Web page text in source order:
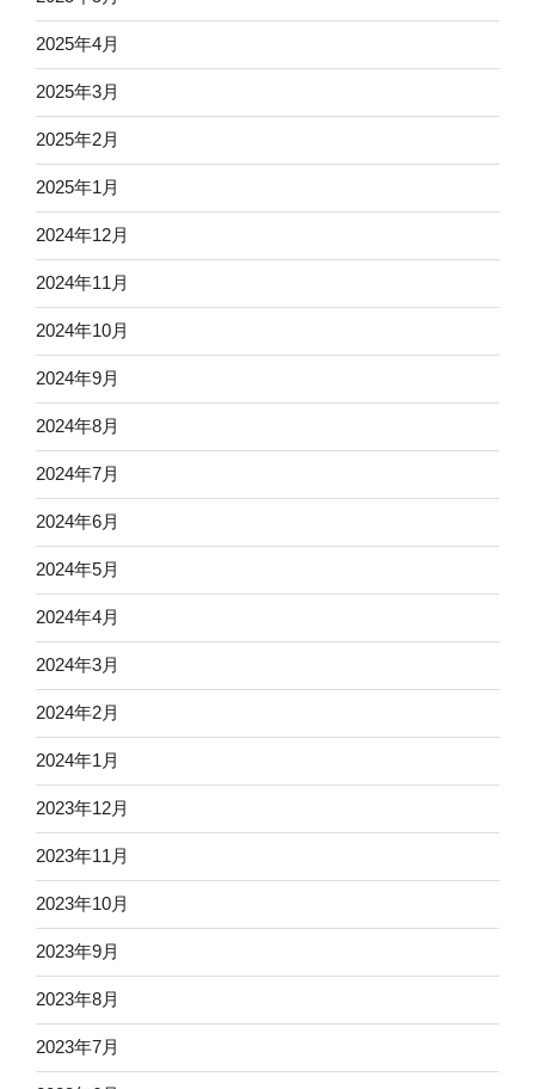
2025年4月
2025年3月
2025年2月
2025年1月
2024年12月
2024年11月
2024年10月
2024年9月
2024年8月
2024年7月
2024年6月
2024年5月
2024年4月
2024年3月
2024年2月
2024年1月
2023年12月
2023年11月
2023年10月
2023年9月
2023年8月
2023年7月